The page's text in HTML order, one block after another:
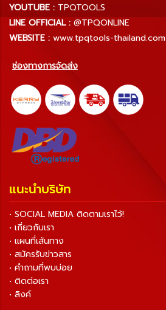
YOUTUBE : TPQTOOLS
LINE OFFICIAL : @TPQONLINE
WEBSITE : www.tpqtools-thailand.com
ช่องทางการจัดส่ง
แนะนำบริษัท
• SOCIAL MEDIA ติดตามเราไว้!
• เกี่ยวกับเรา
• แผนที่เส้นทาง
• สมัครรับข่าวสาร
• คำถามที่พบบ่อย
• ติดต่อเรา
• ลิงค์